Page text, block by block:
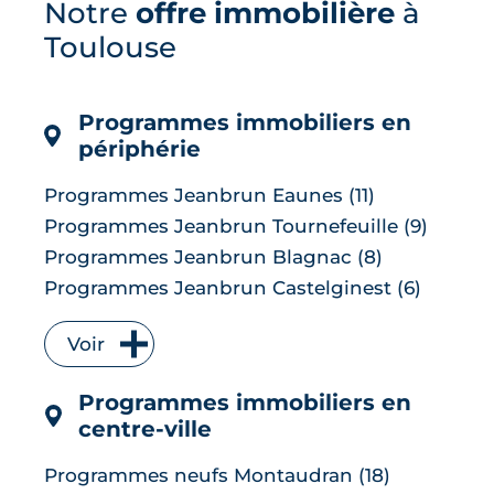
pour contrer une inflation ravivée par le
choc énergétique. L'effet sur les crédits
immobiliers reste limité à court terme,
LIRE L'ARTICLE
Notre offre immobilière à
Toulouse
Programmes immobiliers en
périphérie
Programmes Jeanbrun Eaunes (11)
Programmes Jeanbrun Tournefeuille (9)
Programmes Jeanbrun Blagnac (8)
Programmes Jeanbrun Castelginest (6)
Programmes Jeanbrun L'Union (6)
Programmes Jeanbrun Quint-
Fonsegrives (6)
Programmes Jeanbrun Bruguières (5)
Programmes Jeanbrun Saint-Orens-de-
Programmes Jeanbrun Auzeville-Tolosane
Voir
Programmes immobiliers en
centre-ville
Programmes neufs Montaudran (18)